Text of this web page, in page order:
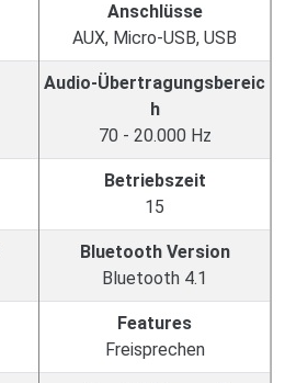
Anschlüsse
AUX, Micro-USB, USB
Audio-Übertragungsbereic
h
70 - 20.000 Hz
Betriebszeit
15
Bluetooth Version
Bluetooth 4.1
Features
Freisprechen